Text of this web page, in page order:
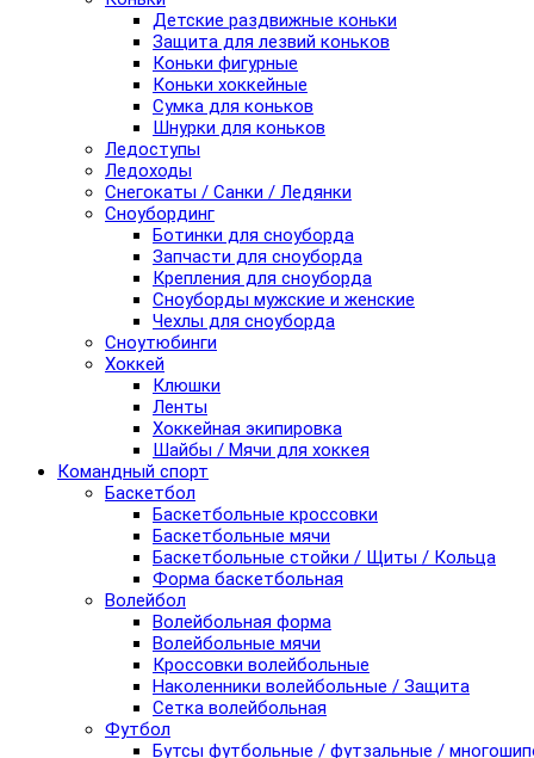
Детские раздвижные коньки
Защита для лезвий коньков
Коньки фигурные
Коньки хоккейные
Сумка для коньков
Шнурки для коньков
Ледоступы
Ледоходы
Снегокаты / Санки / Ледянки
Сноубординг
Ботинки для сноуборда
Запчасти для сноуборда
Крепления для сноуборда
Сноуборды мужские и женские
Чехлы для сноуборда
Сноутюбинги
Хоккей
Клюшки
Ленты
Хоккейная экипировка
Шайбы / Мячи для хоккея
Командный спорт
Баскетбол
Баскетбольные кроссовки
Баскетбольные мячи
Баскетбольные стойки / Щиты / Кольца
Форма баскетбольная
Волейбол
Волейбольная форма
Волейбольные мячи
Кроссовки волейбольные
Наколенники волейбольные / Защита
Сетка волейбольная
Футбол
Бутсы футбольные / футзальные /